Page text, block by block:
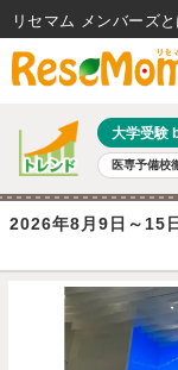
大学受験
医専予備校
親子で考える大学選び
共通テスト 夏休み
自由研究教材（小学生向け
2026年8月9日～15
リセマム メンバーズ